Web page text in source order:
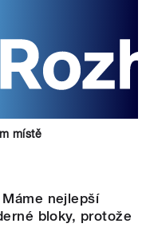
místě
nejlepší
bloky, protože